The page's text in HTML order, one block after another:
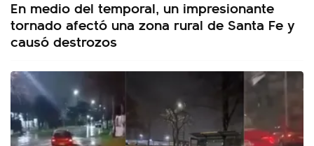
En medio del temporal, un impresionante
tornado afectó una zona rural de Santa Fe y
causó destrozos